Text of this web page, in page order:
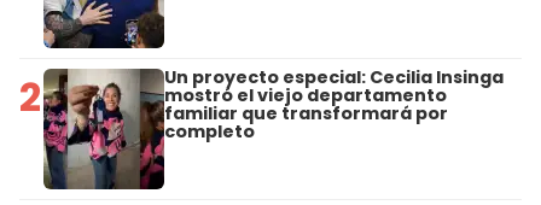
2 Un proyecto especial: Cecilia Insinga
mostró el viejo departamento
familiar que transformará por
completo